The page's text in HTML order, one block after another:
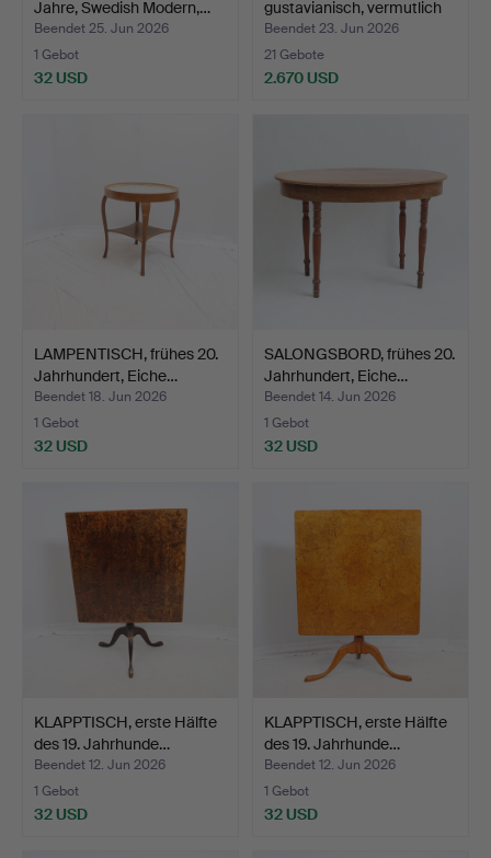
Jahre, Swedish Modern,…
Beendet 25. Jun 2026
1 Gebot
32 USD
gustavianisch, vermutlich
Sto…
Beendet 23. Jun 2026
21 Gebote
2.670 USD
LAMPENTISCH, frühes 20.
Jahrhundert, Eiche…
Beendet 18. Jun 2026
1 Gebot
32 USD
SALONGSBORD, frühes 20.
Jahrhundert, Eiche…
Beendet 14. Jun 2026
1 Gebot
32 USD
KLAPPTISCH, erste Hälfte
des 19. Jahrhunde…
Beendet 12. Jun 2026
1 Gebot
32 USD
KLAPPTISCH, erste Hälfte
des 19. Jahrhunde…
Beendet 12. Jun 2026
1 Gebot
32 USD